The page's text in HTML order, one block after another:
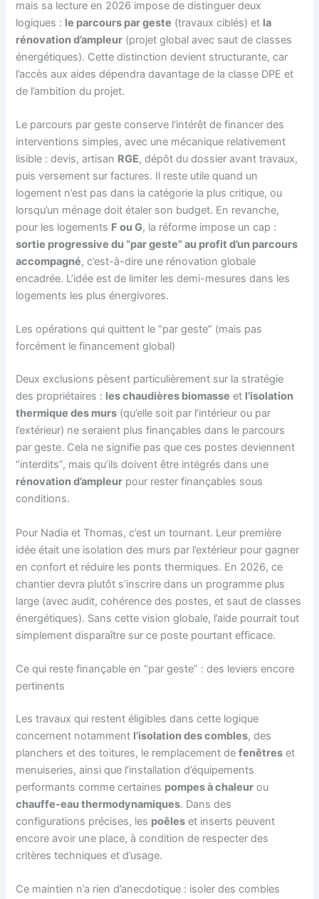
mais sa lecture en 2026 impose de distinguer deux
logiques : le parcours par geste (travaux ciblés) et la
rénovation d’ampleur (projet global avec saut de classes
énergétiques). Cette distinction devient structurante, car
l’accès aux aides dépendra davantage de la classe DPE et
de l’ambition du projet.
Le parcours par geste conserve l’intérêt de financer des
interventions simples, avec une mécanique relativement
lisible : devis, artisan RGE, dépôt du dossier avant travaux,
puis versement sur factures. Il reste utile quand un
logement n’est pas dans la catégorie la plus critique, ou
lorsqu’un ménage doit étaler son budget. En revanche,
pour les logements F ou G, la réforme impose un cap :
sortie progressive du “par geste” au profit d’un parcours
accompagné, c’est-à-dire une rénovation globale
encadrée. L’idée est de limiter les demi-mesures dans les
logements les plus énergivores.
Les opérations qui quittent le “par geste” (mais pas
forcément le financement global)
Deux exclusions pèsent particulièrement sur la stratégie
des propriétaires : les chaudières biomasse et l’isolation
thermique des murs (qu’elle soit par l’intérieur ou par
l’extérieur) ne seraient plus finançables dans le parcours
par geste. Cela ne signifie pas que ces postes deviennent
“interdits”, mais qu’ils doivent être intégrés dans une
rénovation d’ampleur pour rester finançables sous
conditions.
Pour Nadia et Thomas, c’est un tournant. Leur première
idée était une isolation des murs par l’extérieur pour gagner
en confort et réduire les ponts thermiques. En 2026, ce
chantier devra plutôt s’inscrire dans un programme plus
large (avec audit, cohérence des postes, et saut de classes
énergétiques). Sans cette vision globale, l’aide pourrait tout
simplement disparaître sur ce poste pourtant efficace.
Ce qui reste finançable en “par geste” : des leviers encore
pertinents
Les travaux qui restent éligibles dans cette logique
concernent notamment l’isolation des combles, des
planchers et des toitures, le remplacement defenêtres et
menuiseries, ainsi que l’installation d’équipements
performants comme certaines pompes à chaleur ou
chauffe-eau thermodynamiques. Dans des
configurations précises, les poêles et inserts peuvent
encore avoir une place, à condition de respecter des
critères techniques et d’usage.
Ce maintien n’a rien d’anecdotique : isoler des combles